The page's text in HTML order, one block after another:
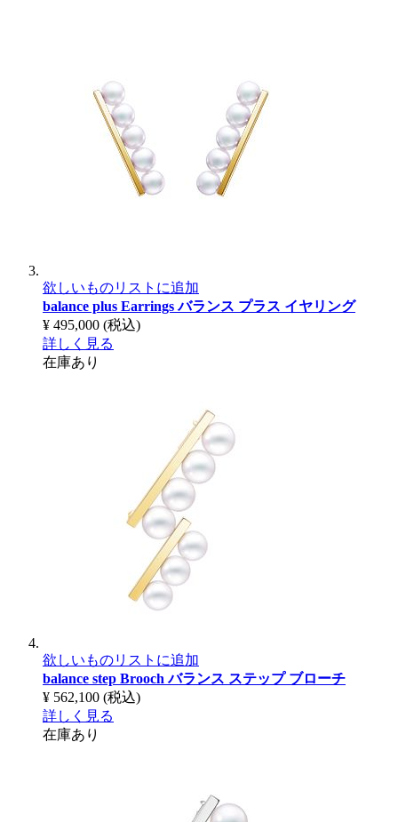
欲しいものリストに追加
balance plus Earringsバランス プラス イヤリング
¥ 495,000 (税込)
詳しく見る
在庫あり
欲しいものリストに追加
balance step Broochバランス ステップ ブローチ
¥ 562,100 (税込)
詳しく見る
在庫あり